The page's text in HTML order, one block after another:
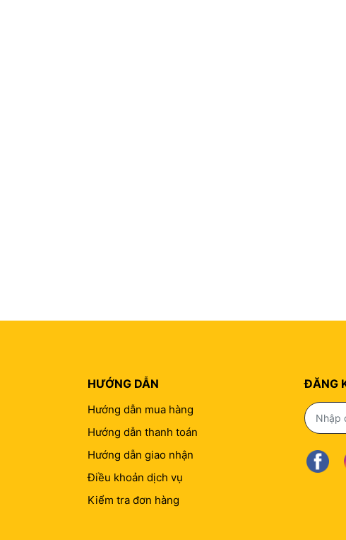
HƯỚNG DẪN
Hướng dẫn mua hàng
Hướng dẫn thanh toán
Hướng dẫn giao nhận
Điều khoản dịch vụ
Kiểm tra đơn hàng
ĐĂNG